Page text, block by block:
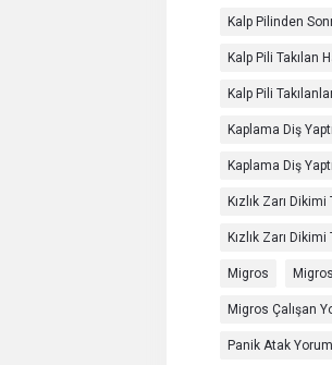
Kalp Pilinden
Kalp Pili Takılan
Kalp Pili
Kaplama Diş
Kaplama Diş
Kızlık Zarı
Kızlık Zarı
Migros
Migros Çalışan
Panik Atak